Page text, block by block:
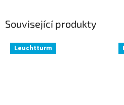
Související produkty
Leuchtturm